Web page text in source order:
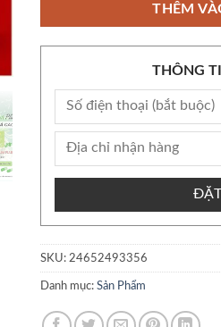
THÊM
THÔNG
SKU: 24652493356
Danh mục: Sản Phẩm